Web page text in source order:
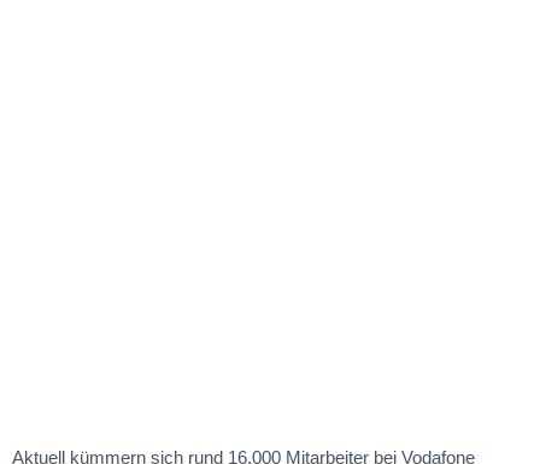
Aktuell kümmern sich rund 16.000 Mitarbeiter bei Vodafone